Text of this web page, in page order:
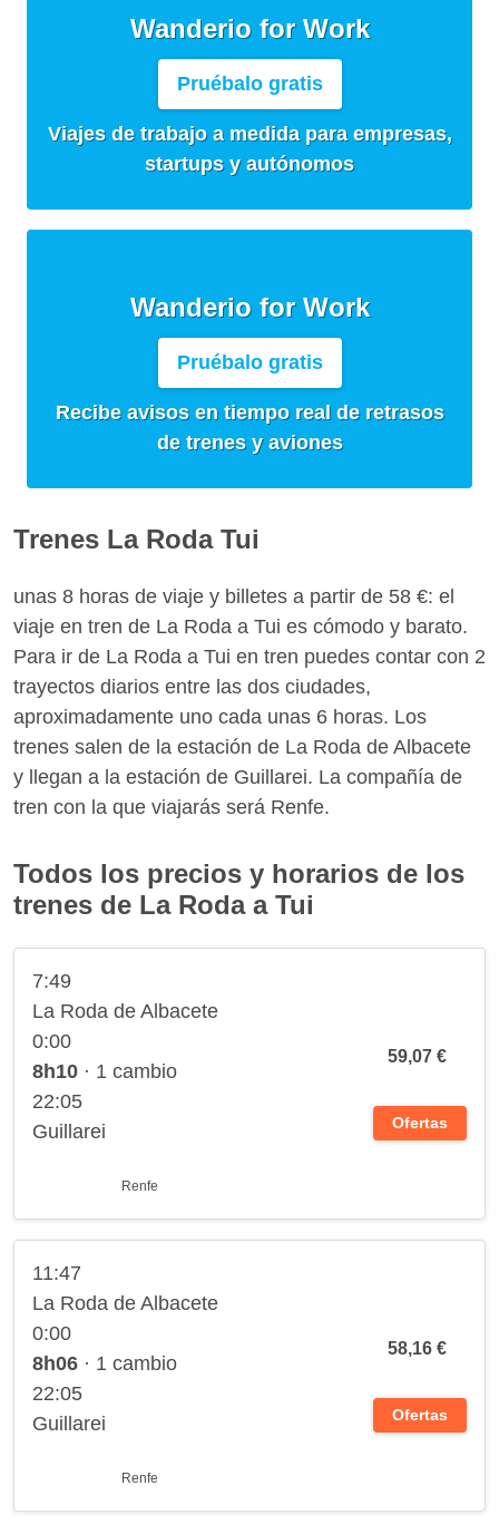
Wanderio for Work
Pruébalo gratis
Viajes de trabajo a medida para empresas,
startups y autónomos
Wanderio for Work
Pruébalo gratis
Recibe avisos en tiempo real de retrasos
de trenes y aviones
Trenes La Roda Tui
unas 8 horas de viaje y billetes a partir de 58 €: el
viaje en tren de La Roda a Tui es cómodo y barato.
Para ir de La Roda a Tui en tren puedes contar con 2
trayectos diarios entre las dos ciudades,
aproximadamente uno cada unas 6 horas. Los
trenes salen de la estación de La Roda de Albacete
y llegan a la estación de Guillarei. La compañía de
tren con la que viajarás será Renfe.
Todos los precios y horarios de los
trenes de La Roda a Tui
7:49
La Roda de Albacete
0:00
8h10 · 1 cambio
22:05
Guillarei
Renfe
59,07 €
Ofertas
11:47
La Roda de Albacete
0:00
8h06 · 1 cambio
22:05
Guillarei
Renfe
58,16 €
Ofertas